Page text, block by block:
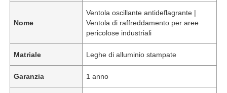
Nome
Ventola oscillante antideflagrante |
Ventola di raffreddamento per aree
pericolose industriali
Matriale Leghe di alluminio stampate
Garanzia 1 anno